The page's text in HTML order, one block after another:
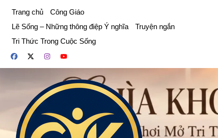
phần
dung
Trang chủ
Công Giáo
Lẽ Sống – Những thông điệp Ý nghĩa
Truyện ngắn
Tri Thức Trong Cuộc Sống